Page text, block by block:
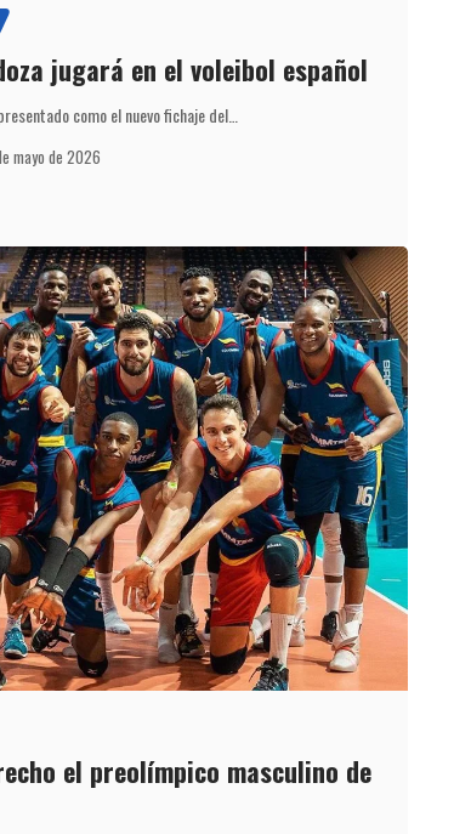
jugará en el voleibol español
como el nuevo fichaje del…
mayo de 2026
el preolímpico masculino de